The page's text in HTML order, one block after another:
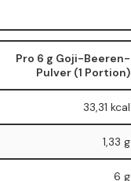
Pro 6 g Goji-Beeren-
Pulver (1 Portion)
33,31 kcal
1,33 g
6 g